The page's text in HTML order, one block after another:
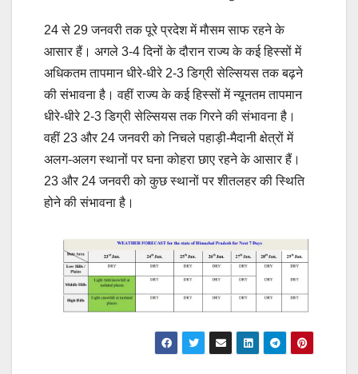
24 से 29 जनवरी तक पूरे प्रदेश में माैसम साफ रहने के
आसार हैं। अगले 3-4 दिनों के दौरान राज्य के कई हिस्सों में
अधिकतम तापमान धीरे-धीरे 2-3 डिग्री सेल्सियस तक बढ़ने
की संभावना है। वहीं राज्य के कई हिस्सों में न्यूनतम तापमान
धीरे-धीरे 2-3 डिग्री सेल्सियस तक गिरने की संभावना है।
वहीं 23 और 24 जनवरी को निचले पहाड़ी-मैदानी क्षेत्रों में
अलग-अलग स्थानों पर घना कोहरा छाए रहने के आसार हैं।
23 और 24 जनवरी को कुछ स्थानों पर शीतलहर की स्थिति
होने की संभावना है।